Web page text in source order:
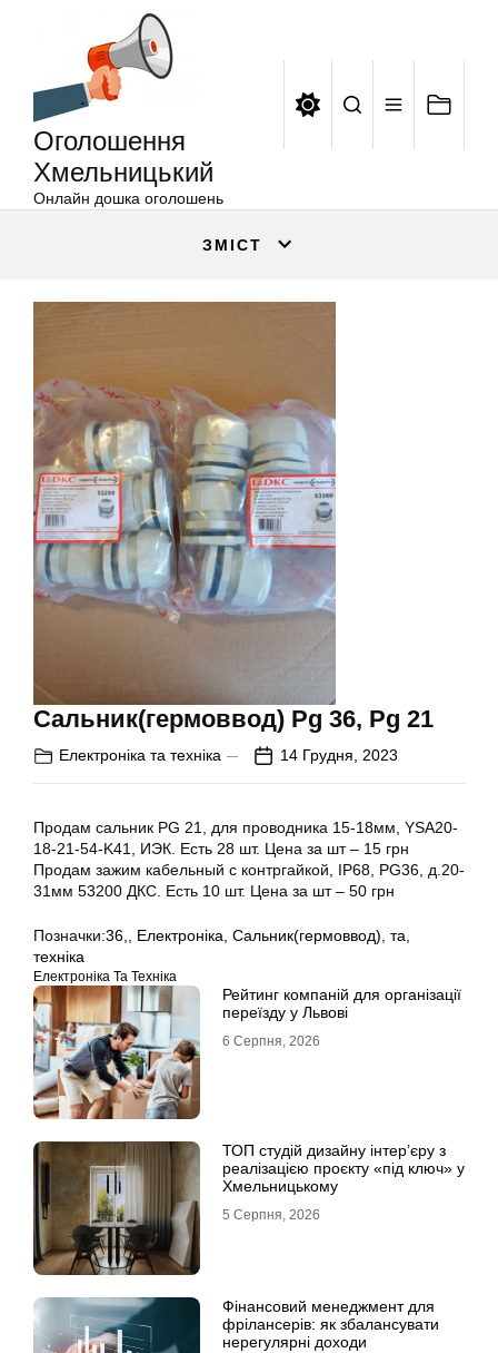
Оголошення
Хмельницький
Онлайн дошка оголошень
ЗМІСТ
Сальник(гермоввод) Pg 36, Pg 21
Електроніка та техніка 14 Грудня, 2023
Продам сальник PG 21, для проводника 15-18мм, YSA20-
18-21-54-K41, ИЭК. Есть 28 шт. Цена за шт – 15 грн
Продам зажим кабельный с контргайкой, IP68, PG36, д.20-
31мм 53200 ДКС. Есть 10 шт. Цена за шт – 50 грн
Позначки:36, Електроніка Сальник(гермоввод) та
техніка
Електроніка Та Техніка
Рейтинг компаній для організації
переїзду у Львові
6 Серпня, 2026
ТОП студій дизайну інтер’єру з
реалізацією проєкту «під ключ» у
Хмельницькому
5 Серпня, 2026
Фінансовий менеджмент для
фрілансерів: як збалансувати
нерегулярні доходи